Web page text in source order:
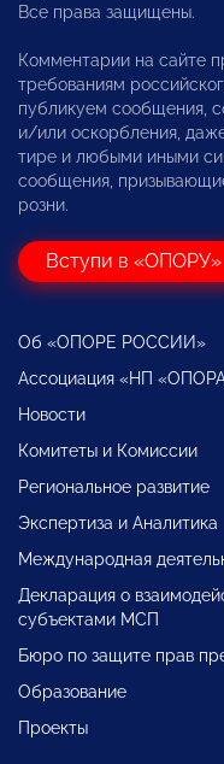
Все права защищены.
Комментарии на сайте
требованиям
публикуем сообщения,
и/или оскорбления,
тире и любыми иными
сообщения,
розни.
Вступи в «ОПОРУ»
Об «ОПОРЕ РОССИИ»
Ассоциация «НП
Новости
Комитеты и Комиссии
Региональное развитие
Экспертиза и Аналитика
Международная
Декларация о
субъектами МСП
Бюро по защите прав
Образование
Проекты